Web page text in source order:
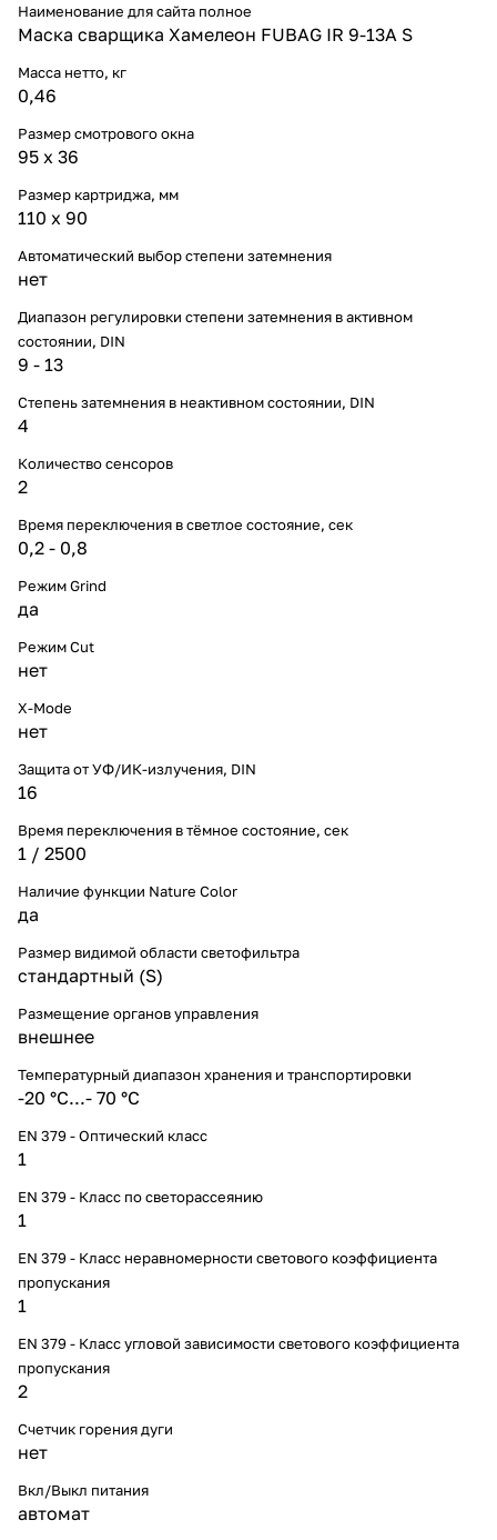
Наименование для сайта полное
Маска сварщика Хамелеон FUBAG IR 9-13A S
Масса нетто, кг
0,46
Размер смотрового окна
95 х 36
Размер картриджа, мм
110 х 90
Автоматический выбор степени затемнения
нет
Диапазон регулировки степени затемнения в активном
состоянии, DIN
9 - 13
Степень затемнения в неактивном состоянии, DIN
4
Количество сенсоров
2
Время переключения в светлое состояние, сек
0,2 - 0,8
Режим Grind
да
Режим Cut
нет
X-Mode
нет
Защита от УФ/ИК-излучения, DIN
16
Время переключения в тёмное состояние, сек
1 / 2500
Наличие функции Nature Color
да
Размер видимой области светофильтра
cтандартный (S)
Размещение органов управления
внешнее
Температурный диапазон хранения и транспортировки
-20 °С...- 70 °С
EN 379 - Оптический класс
1
EN 379 - Класс по светорассеянию
1
EN 379 - Класс неравномерности светового коэффициента
пропускания
1
EN 379 - Класс угловой зависимости светового коэффициента
пропускания
2
Счетчик горения дуги
нет
Вкл/Выкл питания
автомат